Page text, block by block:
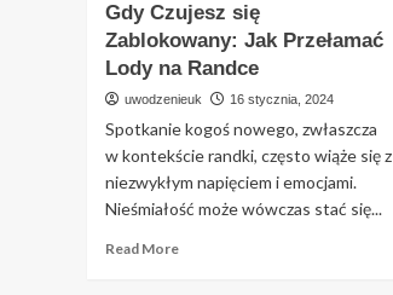
Gdy Czujesz się
Zablokowany: Jak Przełamać
Lody na Randce
uwodzenieuk 16 stycznia, 2024
Spotkanie kogoś nowego, zwłaszcza
w kontekście randki, często wiąże się z
niezwykłym napięciem i emocjami.
Nieśmiałość może wówczas stać się...
Read MoreRead